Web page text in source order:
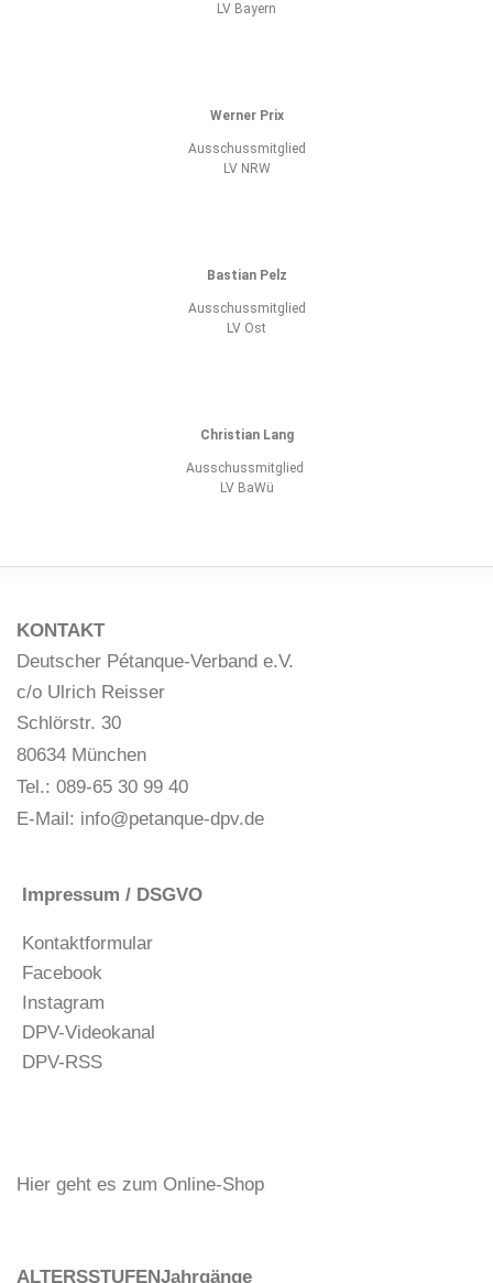
LV Bayern
Werner Prix
Ausschussmitglied
LV NRW
Bastian Pelz
Ausschussmitglied
LV Ost
Christian Lang
Ausschussmitglied
LV BaWü
KONTAKT
Deutscher Pétanque-Verband e.V.
c/o Ulrich Reisser
Schlörstr. 30
80634 München
Tel.: 089-65 30 99 40
E-Mail: info@petanque-dpv.de
Impressum / DSGVO
Kontaktformular
Facebook
Instagram
DPV-Videokanal
DPV-RSS
Hier geht es zum Online-Shop
ALTERSSTUFENJahrgänge